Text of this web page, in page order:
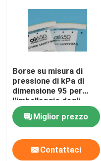
Borse su misura di
pressione di kPa di
dimensione 95 per
l'imballaggio degli
esemplari del
trasporto aereo
Miglior prezzo
Contattaci